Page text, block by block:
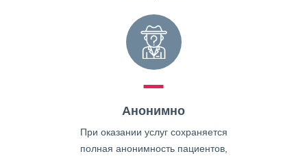
Анонимно
При оказании услуг сохраняется
полная анонимность пациентов,